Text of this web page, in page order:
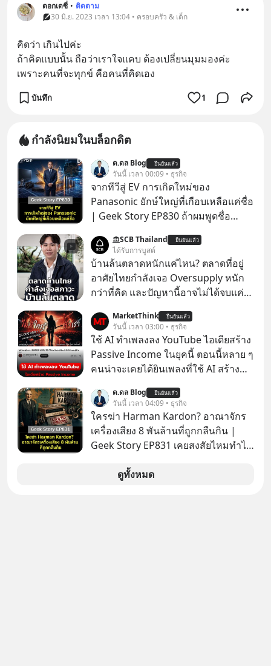
ดอกเดซี่ • ติดตาม
30 มิ.ย. 2023 เวลา 13:04 • ครอบครัว & เด็ก
คิดว่า เกินไปค่ะ
ถ้าคิดแบบนั้น ถือว่าเราใจแคบ ต้องเปลี่ยนมุมมองค่ะ
เพราะคนที่จะทุกข์ คือคนที่คิดเอง
บันทึก 1
กำลังนิยมในบล็อกดิต
ด.ดล Blog ยืนยันแล้ว
วันนี้ เวลา 00:09 • ธุรกิจ
จากทีวีสู่ EV การเกิดใหม่ของ
Panasonic ยักษ์ใหญ่ที่เกือบเหลือแค่ชื่อ
| Geek Story EP830 ถ้าผมพูดชื่อ
ถ่านไฟฉาย? ถ้าคุณยังคิดแบบนั้น แสดง
ว่าคุณกำลังพลาดเรื่องราวการ
‘Rebranding’ ที่ดุเดือดที่สุดใน
ประวัติศาสตร์ญี่ปุ่น! รู้หรือไม่ว่า ในวันที่
บาท Panasonic ตัดสินใจหักดิบ ทิ้ง
ตลาดเครื่องใช้ไฟฟ้าที่สู้ B2C ไม่ไหว
แล้วหันไปเดิมพันครั้งใหญ่กับ Tesla
และ Software Solutions จนวันนี้พวก
เขากลายเป็นกระดูกสันหลังของ
อุตสาหกรรม EV โลกไปแล้ว… พวกเขา
ทำได้อย่างไร เลือกฟังกันได้เลยนะครับ
อย่าลืมกด Follow ติดตาม PodCast
ช่อง Geek Forever’s Podcast ของผม
กันด้วยนะครับ 🎧 ฟังผ่าน Spotify :
ผ่าน Apple Podcast :
SCB Thailand ยืนยันแล้ว
ได้รับการบูสต์
บ้านล้นตลาดหนักแค่ไหน? ตลาดที่อยู่
อาศัยไทยกำลังเจอ Oversupply หนัก
กว่าที่คิด และปัญหานี้อาจไม่ได้จบแค่
ล้นตลาด #เศรษฐกิจไทย #EICAround
#SCBThailand สามารถดูคลิปที่
youtube ประกอบได้ที่ link :
https://youtube.com/shorts/-
MarketThink ยืนยันแล้ว
วันนี้ เวลา 03:00 • ธุรกิจ
ใช้ AI ทำเพลงลง YouTube ไอเดียสร้าง
Passive Income ในยุคนี้ ตอนนี้หลาย ๆ
คนน่าจะเคยได้ยินเพลงที่ใช้ AI สร้าง
รู้ตัวเรา” จากช่องชื่อว่า UNHEARD
MUSIC ที่ตอนนี้มียอดรับชมกว่า 26
ล้านครั้งแล้ว
ด.ดล Blog ยืนยันแล้ว
วันนี้ เวลา 04:09 • ธุรกิจ
ใครฆ่า Harman Kardon? อาณาจักร
เครื่องเสียง 8 พันล้านที่ถูกกลืนกิน |
Geek Story EP831 เคยสงสัยไหมทำไม
กล่องมือถือ? หรือลำโพง JBL ถึงวางขาย
ดูทั้งหมด